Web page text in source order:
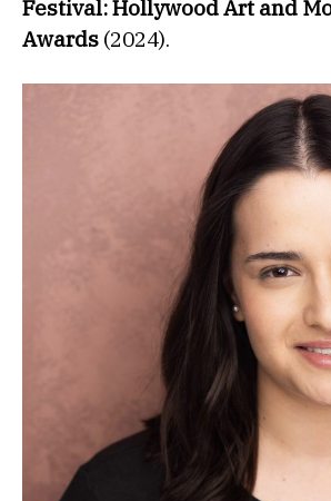
Festival: Hollywood Art and
Awards (2024).